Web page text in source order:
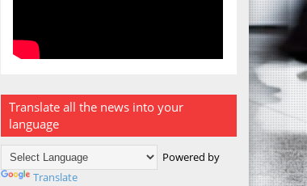
Translate all the news into your
language
Powered by
Translate